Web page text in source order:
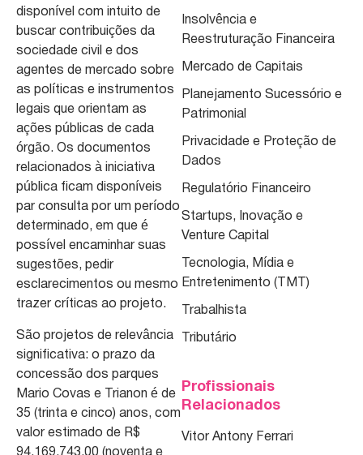
disponível com intuito de
buscar contribuições da
sociedade civil e dos
agentes de mercado sobre
as políticas e instrumentos
legais que orientam as
ações públicas de cada
órgão. Os documentos
relacionados à iniciativa
pública ficam disponíveis
par consulta por um período
determinado, em que é
possível encaminhar suas
sugestões, pedir
esclarecimentos ou mesmo
trazer críticas ao projeto.
São projetos de relevância
significativa: o prazo da
concessão dos parques
Mario Covas e Trianon é de
35 (trinta e cinco) anos, com
valor estimado de R$
94.169.743,00 (noventa e
Insolvência e
Reestruturação Financeira
Mercado de Capitais
Planejamento Sucessório e
Patrimonial
Privacidade e Proteção de
Dados
Regulatório Financeiro
Startups, Inovação e
Venture Capital
Tecnologia, Mídia e
Entretenimento (TMT)
Trabalhista
Tributário
Profissionais
Relacionados
Vitor Antony Ferrari